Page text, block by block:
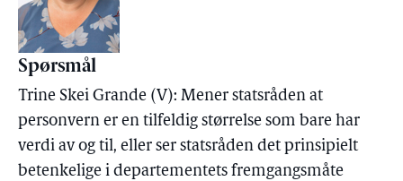
Spørsmål
Trine Skei Grande (V): Mener statsråden at
personvern er en tilfeldig størrelse som bare har
verdi av og til, eller ser statsråden det prinsipielt
betenkelige i departementets fremgangsmåte